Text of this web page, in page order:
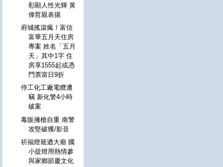
彰顯人性光輝 黃
偉哲親表揚
府城搖滾瘋！富信
富華五月天住房
專案 姓名「五月
天」其中1字 住
房享1555起或憑
門票當日9折
停工化工廠電纜遭
竊 新化警4小時
破案
毒販擁槍自重 南警
攻堅破獲/影音
祈福燈籠迺大廟 國
小提燈用熱情參
與家鄉節慶文化